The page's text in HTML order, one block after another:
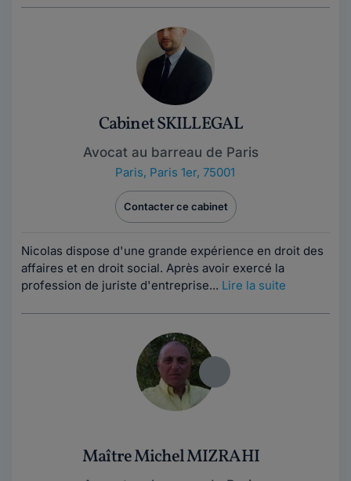
Cabinet SKILLEGAL
Avocat au barreau de Paris
Paris, Paris 1er, 75001
Contacter ce cabinet
Nicolas dispose d'une grande expérience en droit des
affaires et en droit social. Après avoir exercé la
profession de juriste d'entreprise... Lire la suite
Maître Michel MIZRAHI